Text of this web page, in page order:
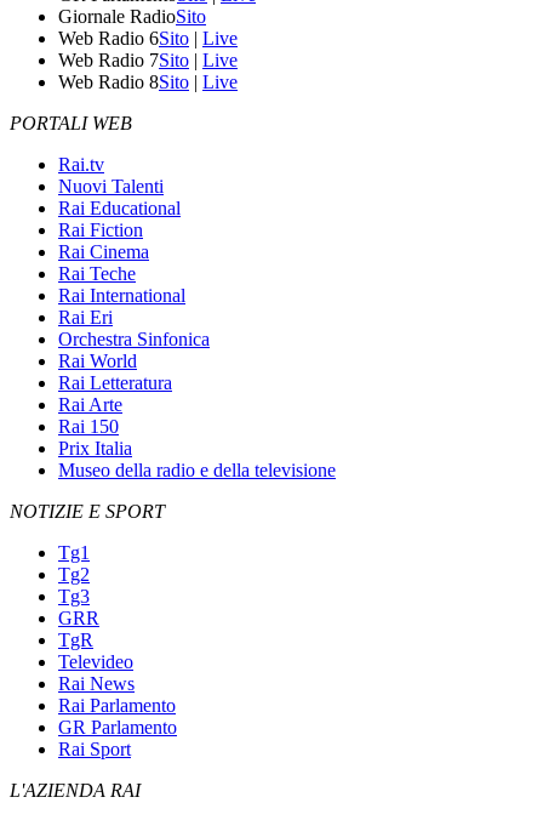
Giornale RadioSito
Web Radio 6Sito | Live
Web Radio 7Sito | Live
Web Radio 8Sito | Live
PORTALI WEB
Rai.tv
Nuovi Talenti
Rai Educational
Rai Fiction
Rai Cinema
Rai Teche
Rai International
Rai Eri
Orchestra Sinfonica
Rai World
Rai Letteratura
Rai Arte
Rai 150
Prix Italia
Museo della radio e della televisione
NOTIZIE E SPORT
Tg1
Tg2
Tg3
GRR
TgR
Televideo
Rai News
Rai Parlamento
GR Parlamento
Rai Sport
L'AZIENDA RAI